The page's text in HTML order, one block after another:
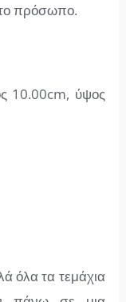
πρόσωπο.
10.00cm, ύψος
όλα τα τεμάχια